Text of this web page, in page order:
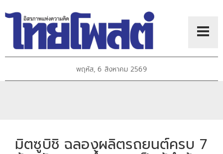
พฤหัส, 6 สิงหาคม 2569
มิตซูบิชิ ฉลองผลิตรถยนต์ครบ 7